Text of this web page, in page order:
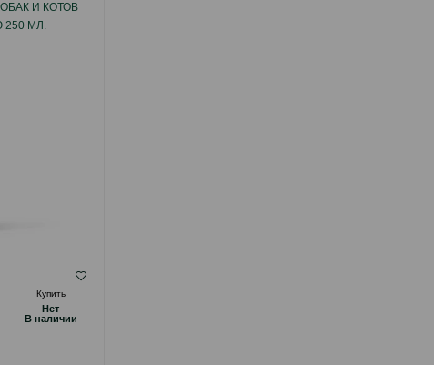
И КОТОВ
МЛ.
Купить
Hет
B наличии